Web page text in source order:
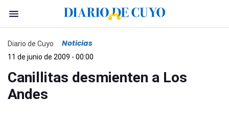
Diario de Cuyo Noticias
11 de junio de 2009 - 00:00
Canillitas desmienten a Los
Andes